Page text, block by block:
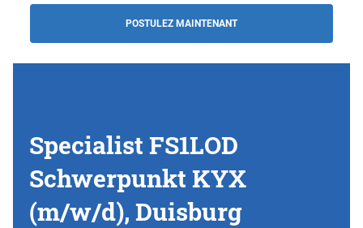
POSTULEZ MAINTENANT
Specialist FS1LOD
Schwerpunkt KYX
(m/w/d), Duisburg